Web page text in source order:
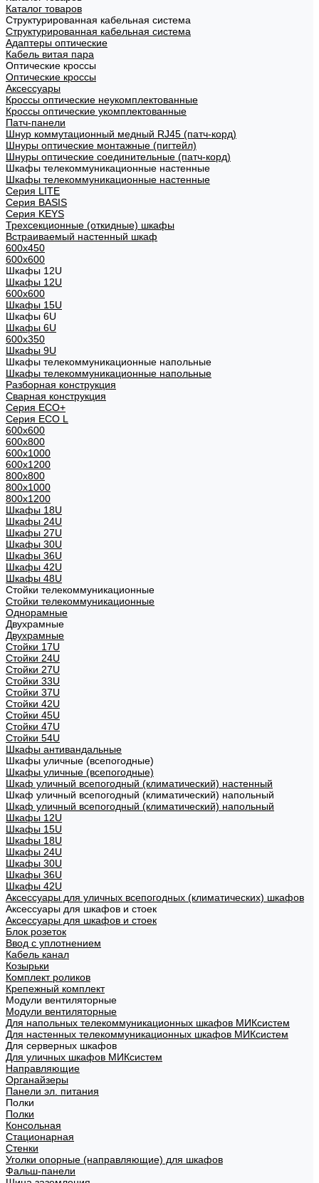
Каталог товаров
Структурированная кабельная система
Структурированная кабельная система
Адаптеры оптические
Кабель витая пара
Оптические кроссы
Оптические кроссы
Аксессуары
Кроссы оптические неукомплектованные
Кроссы оптические укомплектованные
Патч-панели
Шнур коммутационный медный RJ45 (патч-корд)
Шнуры оптические монтажные (пигтейл)
Шнуры оптические соединительные (патч-корд)
Шкафы телекоммуникационные настенные
Шкафы телекоммуникационные настенные
Cерия LITE
Cерия BASIS
Cерия KEYS
Трехсекционные (откидные) шкафы
Встраиваемый настенный шкаф
600x450
600x600
Шкафы 12U
Шкафы 12U
600x600
Шкафы 15U
Шкафы 6U
Шкафы 6U
600x350
Шкафы 9U
Шкафы телекоммуникационные напольные
Шкафы телекоммуникационные напольные
Разборная конструкция
Сварная конструкция
Серия ECO+
Серия ECO L
600x600
600x800
600х1000
600х1200
800x800
800х1000
800х1200
Шкафы 18U
Шкафы 24U
Шкафы 27U
Шкафы 30U
Шкафы 36U
Шкафы 42U
Шкафы 48U
Стойки телекоммуникационные
Стойки телекоммуникационные
Однорамные
Двухрамные
Двухрамные
Стойки 17U
Стойки 24U
Стойки 27U
Стойки 33U
Стойки 37U
Стойки 42U
Стойки 45U
Стойки 47U
Стойки 54U
Шкафы антивандальные
Шкафы уличные (всепогодные)
Шкафы уличные (всепогодные)
Шкаф уличный всепогодный (климатический) настенный
Шкаф уличный всепогодный (климатический) напольный
Шкаф уличный всепогодный (климатический) напольный
Шкафы 12U
Шкафы 15U
Шкафы 18U
Шкафы 24U
Шкафы 30U
Шкафы 36U
Шкафы 42U
Аксессуары для уличных всепогодных (климатических) шкафов
Аксессуары для шкафов и стоек
Аксессуары для шкафов и стоек
Блок розеток
Ввод с уплотнением
Кабель канал
Козырьки
Комплект роликов
Крепежный комплект
Модули вентиляторные
Модули вентиляторные
Для напольных телекоммуникационных шкафов МИКсистем
Для настенных телекоммуникационных шкафов МИКсистем
Для серверных шкафов
Для уличных шкафов МИКсистем
Направляющие
Органайзеры
Панели эл. питания
Полки
Полки
Консольная
Стационарная
Стенки
Уголки опорные (направляющие) для шкафов
Фальш-панели